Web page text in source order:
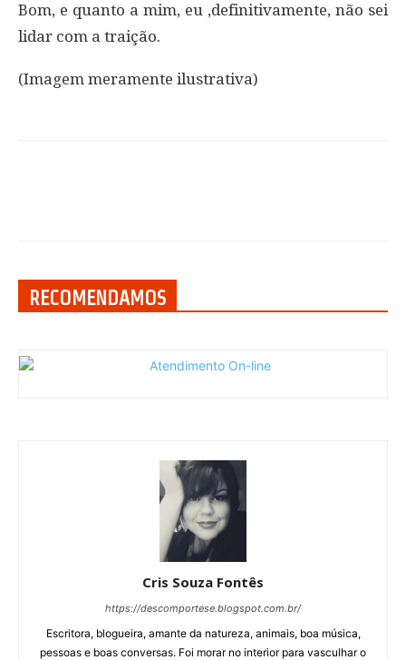
Bom, e quanto a mim, eu ,definitivamente, não sei
lidar com a traição.
(Imagem meramente ilustrativa)
RECOMENDAMOS
Cris Souza Fontês
https://descomportese.blogspot.com.br/
Escritora, blogueira, amante da natureza, animais, boa música,
pessoas e boas conversas. Foi morar no interior para vasculhar o